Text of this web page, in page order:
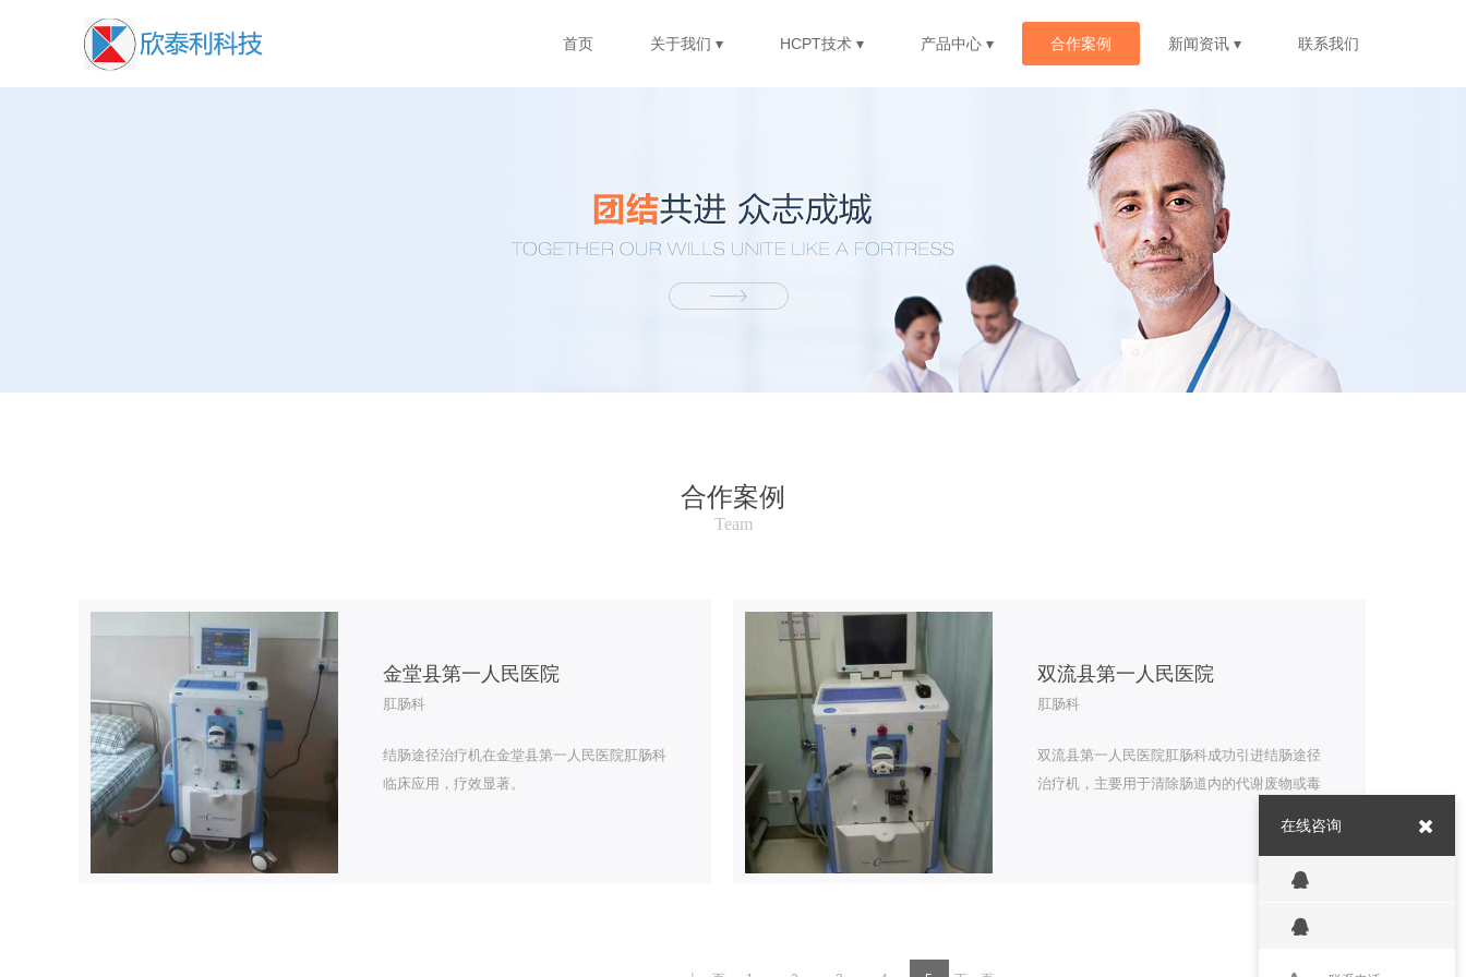
首页 关于我们 ▾ HCPT技术 ▾ 产品中心 ▾ 合作案例 新闻资讯 ▾ 联系我们
合作案例
Team
金堂县第一人民医院
肛肠科
结肠途径治疗机在金堂县第一人民医院肛肠科
临床应用，疗效显著。
双流县第一人民医院
肛肠科
双流县第一人民医院肛肠科成功引进结肠途径
治疗机，主要用于清除肠道内的代谢废物或毒
在线咨询